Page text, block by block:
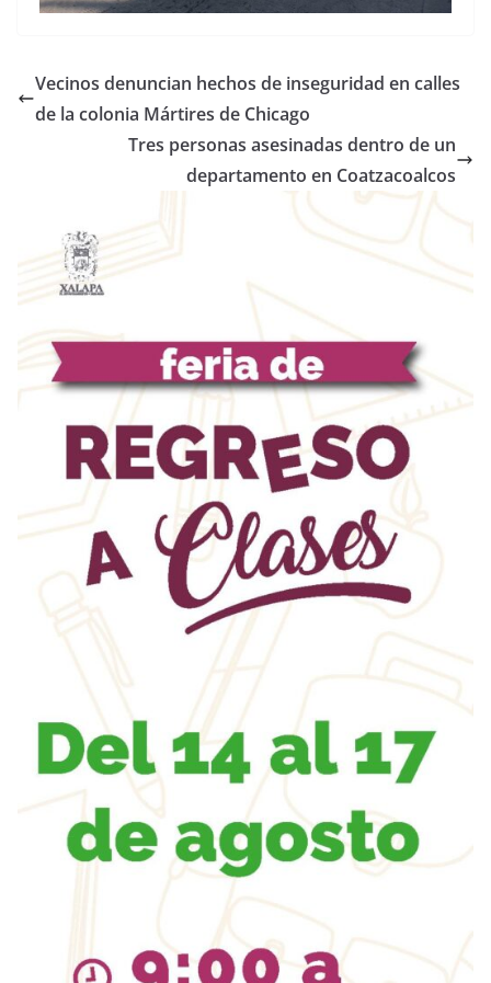
Vecinos denuncian hechos de inseguridad en calles
de la colonia Mártires de Chicago
Tres personas asesinadas dentro de un
departamento en Coatzacoalcos